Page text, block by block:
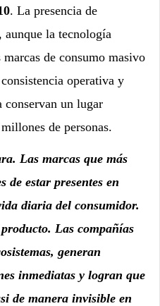
. La presencia de
aunque la tecnología
de consumo masivo
operativa y
un lugar
de personas.
Las marcas que más
de estar presentes en
diaria del consumidor.
Las compañías
generan
inmediatas y logran que
de manera invisible en